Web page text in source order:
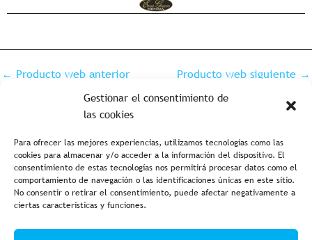
Gestionar el consentimiento de
las cookies
Para ofrecer las mejores experiencias, utilizamos tecnologías como las
cookies para almacenar y/o acceder a la información del dispositivo. El
consentimiento de estas tecnologías nos permitirá procesar datos como el
comportamiento de navegación o las identificaciones únicas en este sitio.
No consentir o retirar el consentimiento, puede afectar negativamente a
ciertas características y funciones.
← Producto web anterior Producto web siguiente →
Aviso legal y política de privacidad Política de cookies